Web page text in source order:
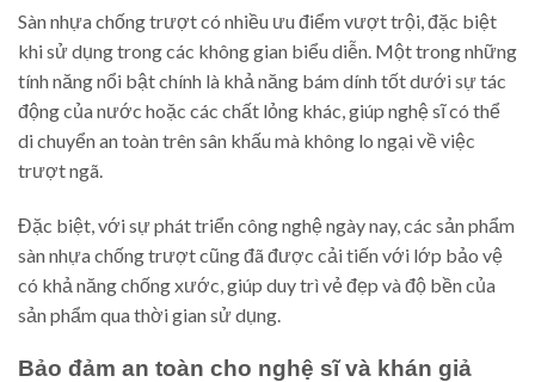
Sàn nhựa chống trượt có nhiều ưu điểm vượt trội, đặc biệt
khi sử dụng trong các không gian biểu diễn. Một trong những
tính năng nổi bật chính là khả năng bám dính tốt dưới sự tác
động của nước hoặc các chất lỏng khác, giúp nghệ sĩ có thể
di chuyển an toàn trên sân khấu mà không lo ngại về việc
trượt ngã.
Đặc biệt, với sự phát triển công nghệ ngày nay, các sản phẩm
sàn nhựa chống trượt cũng đã được cải tiến với lớp bảo vệ
có khả năng chống xước, giúp duy trì vẻ đẹp và độ bền của
sản phẩm qua thời gian sử dụng.
Bảo đảm an toàn cho nghệ sĩ và khán giả